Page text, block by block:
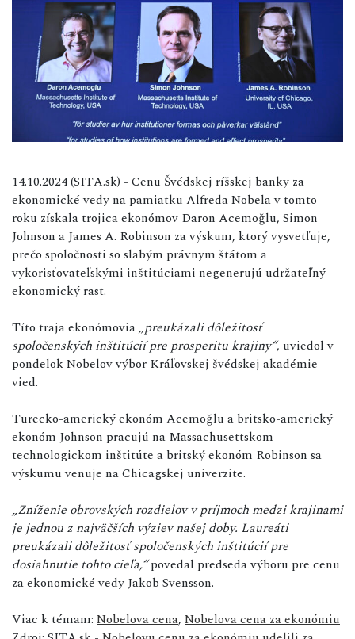
14.10.2024 (SITA.sk) - Cenu Švédskej ríšskej banky za
ekonomické vedy na pamiatku Alfreda Nobela v tomto
roku získala trojica ekonómov Daron Acemoğlu, Simon
Johnson a James A. Robinson za výskum, ktorý vysvetľuje,
prečo spoločnosti so slabým právnym štátom a
vykorisťovateľskými inštitúciami negenerujú udržateľný
ekonomický rast.
Títo traja ekonómovia „preukázali dôležitosť
spoločenských inštitúcií pre prosperitu krajiny“, uviedol v
pondelok Nobelov výbor Kráľovskej švédskej akadémie
vied.
Turecko-americký ekonóm Acemoğlu a britsko-americký
ekonóm Johnson pracujú na Massachusettskom
technologickom inštitúte a britský ekonóm Robinson sa
výskumu venuje na Chicagskej univerzite.
„Zníženie obrovských rozdielov v príjmoch medzi krajinami
je jednou z najväčších výziev našej doby. Laureáti
preukázali dôležitosť spoločenských inštitúcií pre
dosiahnutie tohto cieľa,“povedal predseda výboru pre cenu
za ekonomické vedy Jakob Svensson.
Viac k témam: Nobelova cena, Nobelova cena za ekonómiu